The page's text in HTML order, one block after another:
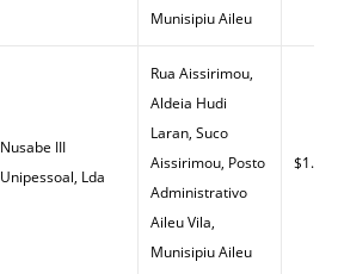
Munisipiu Aileu
Nusabe III
Unipessoal, Lda
Rua Aissirimou,
Aldeia Hudi
Laran, Suco
Aissirimou, Posto
Administrativo
Aileu Vila,
Munisipiu Aileu
$1.55